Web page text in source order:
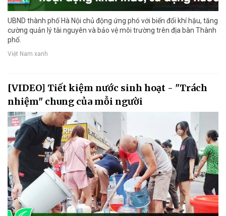
UBND thành phố Hà Nội chủ động ứng phó với biến đổi khí hậu, tăng
cường quản lý tài nguyên và bảo vệ môi trường trên địa bàn Thành
phố.
Việt Nam xanh
[VIDEO] Tiết kiệm nước sinh hoạt - "Trách
nhiệm" chung của mỗi người